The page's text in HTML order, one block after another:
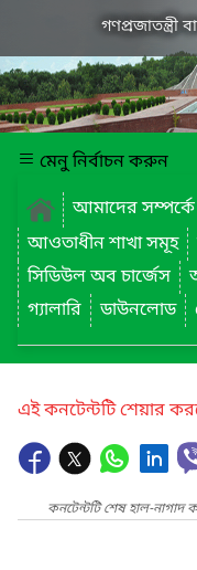
গণপ্রজাতন্ত্রী
মেনু নির্বাচন করুন
আমাদের সম্পর্কে
আওতাধীন শাখা সমূহ
সিডিউল অব চার্জেস
গ্যালারি
ডাউনলোড
এই কনটেন্টটি শেয়ার
কনটেন্টটি শেষ হাল-নাগাদ